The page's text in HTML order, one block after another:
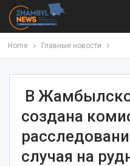
Home Главные новости
В
создана
случая на